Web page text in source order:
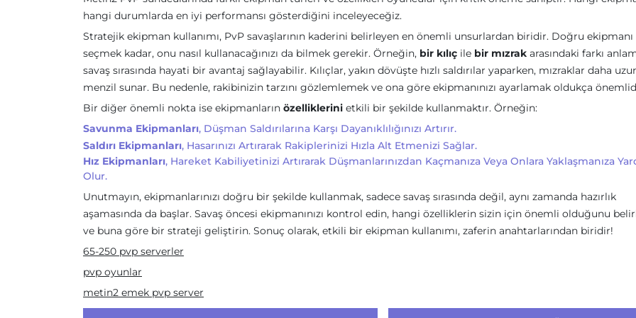
hangi durumlarda en iyi performansı gösterdiğini inceleyeceğiz.
Stratejik ekipman kullanımı, PvP savaşlarının kaderini belirleyen en önemli unsurlardan biridir. Doğru ekipmanı
seçmek kadar, onu nasıl kullanacağınızı da bilmek gerekir. Örneğin, bir kılıç ile bir mızrak arasındaki farkı
savaş sırasında hayati bir avantaj sağlayabilir. Kılıçlar, yakın dövüşte hızlı saldırılar yaparken, mızraklar daha
menzil sunar. Bu nedenle, rakibinizin tarzını gözlemlemek ve ona göre ekipmanınızı ayarlamak oldukça
Bir diğer önemli nokta ise ekipmanların özelliklerini etkili bir şekilde kullanmaktır. Örneğin:
Savunma Ekipmanları, Düşman Saldırılarına Karşı Dayanıklılığınızı Artırır.
Saldırı Ekipmanları, Hasarınızı Artırarak Rakiplerinizi Hızla Alt Etmenizi Sağlar.
Hız Ekipmanları, Hareket Kabiliyetinizi Artırarak Düşmanlarınızdan Kaçmanıza Veya Onlara Yaklaşmanıza
Olur.
Unutmayın, ekipmanlarınızı doğru bir şekilde kullanmak, sadece savaş sırasında değil, aynı zamanda hazırlık
aşamasında da başlar. Savaş öncesi ekipmanınızı kontrol edin, hangi özelliklerin sizin için önemli olduğunu
ve buna göre bir strateji geliştirin. Sonuç olarak, etkili bir ekipman kullanımı, zaferin anahtarlarından biridir!
65-250 pvp serverler
pvp oyunlar
metin2 emek pvp server